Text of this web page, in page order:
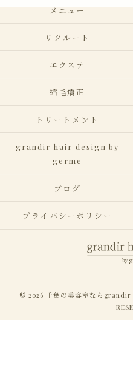
メニュー
リクルート
エクステ
縮毛矯正
トリートメント
grandir hair design by
germe
ブログ
プライバシーポリシー
© 2026 千葉の美容室なら